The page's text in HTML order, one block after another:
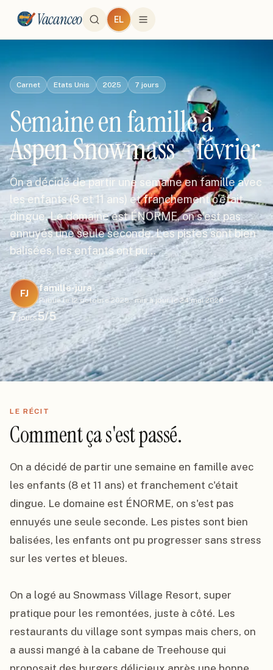
Vacanceo EL
Carnet Etats Unis 2025 7 jours
Semaine en famille à
Aspen Snowmass - février
On a décidé de partir une semaine en famille avec
les enfants (8 et 11 ans) et franchement c'était
dingue. Le domaine est ÉNORME, on s'est pas
ennuyés une seule seconde. Les pistes sont bien
balisées, les enfants ont pu…
FJ
famille-jura
Publié le 12 octobre 2025·mis à jour le 24 mai 2026
7jours5/5
LE RÉCIT
Comment ça s'est passé.
On a décidé de partir une semaine en famille avec
les enfants (8 et 11 ans) et franchement c'était
dingue. Le domaine est ÉNORME, on s'est pas
ennuyés une seule seconde. Les pistes sont bien
balisées, les enfants ont pu progresser sans stress
sur les vertes et bleues.
On a logé au Snowmass Village Resort, super
pratique pour les remontées, juste à côté. Les
restaurants du village sont sympas mais chers, on
a aussi mangé à la cabane de Treehouse qui